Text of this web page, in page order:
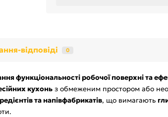
відповіді 0
функціональності робочої поверхні та
кухонь з обмеженим простором або
та напівфабрикатів, що вимагають